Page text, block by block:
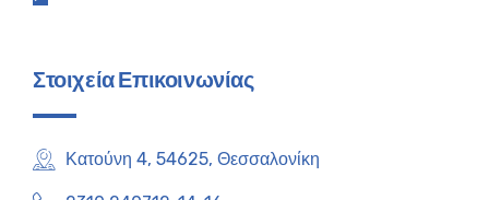
Στοιχεία Επικοινωνίας
Κατούνη 4, 54625, Θεσσαλονίκη